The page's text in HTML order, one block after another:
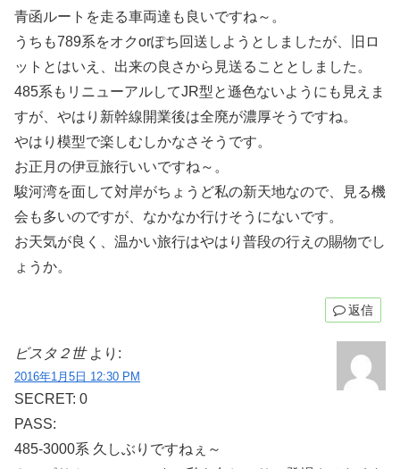
青函ルートを走る車両達も良いですね～。
うちも789系をオクorぽち回送しようとしましたが、旧ロ
ットとはいえ、出来の良さから見送ることとしました。
485系もリニューアルしてJR型と遜色ないようにも見えま
すが、やはり新幹線開業後は全廃が濃厚そうですね。
やはり模型で楽しむしかなさそうです。
お正月の伊豆旅行いいですね～。
駿河湾を面して対岸がちょうど私の新天地なので、見る機
会も多いのですが、なかなか行けそうにないです。
お天気が良く、温かい旅行はやはり普段の行えの賜物でし
ょうか。
返信
ビスタ２世 より:
2016年1月5日 12:30 PM
SECRET: 0
PASS:
485-3000系 久しぶりですねぇ～